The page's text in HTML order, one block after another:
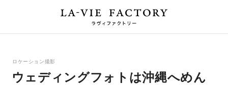
ロケーション撮影
ウェディングフォトは沖縄へめん